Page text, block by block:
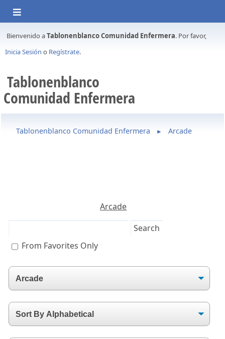
Bienvenido aTablonenblanco Comunidad Enfermera. Por favor,
Inicia Sesión o Regístrate.
Tablonenblanco
Comunidad Enfermera
Tablonenblanco Comunidad Enfermera ► Arcade
Arcade
From Favorites Only